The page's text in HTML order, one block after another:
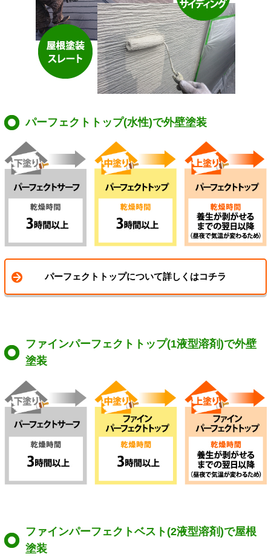
パーフェクトトップ(水性)で外壁塗装
パーフェクトトップについて詳しくはコチラ
ファインパーフェクトトップ(1液型溶剤)で外壁
塗装
ファインパーフェクトベスト(2液型溶剤)で屋根
塗装